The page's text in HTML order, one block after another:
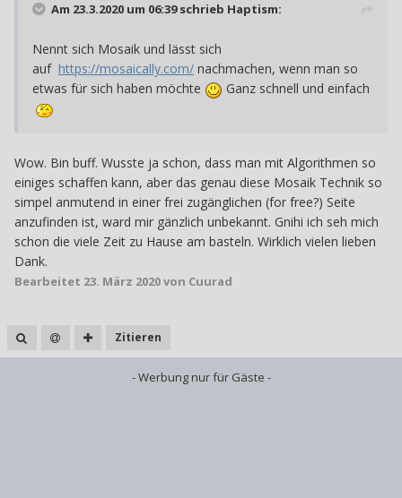
Am 23.3.2020 um 06:39 schrieb Haptism:
Nennt sich Mosaik und lässt sich
auf https://mosaically.com/ nachmachen, wenn man so
etwas für sich haben möchte
Ganz schnell und einfach
Wow. Bin buff. Wusste ja schon, dass man mit Algorithmen so
einiges schaffen kann, aber das genau diese Mosaik Technik so
simpel anmutend in einer frei zugänglichen (for free?) Seite
anzufinden ist, ward mir gänzlich unbekannt. Gnihi ich seh mich
schon die viele Zeit zu Hause am basteln. Wirklich vielen lieben
Dank.
Bearbeitet 23. März 2020von Cuurad
Zitieren
- Werbung nur für Gäste -